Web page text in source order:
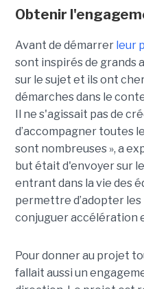
Obtenir
Avant de démarrer leur
sont inspirés de grands
sur le sujet et ils ont
démarches dans le
Il ne s'agissait pas de
d’accompagner toutes
sont nombreuses », a
but était d'envoyer sur
entrant dans la vie des
permettre d’adopter
conjuguer accélération
Pour donner au projet
fallait aussi un